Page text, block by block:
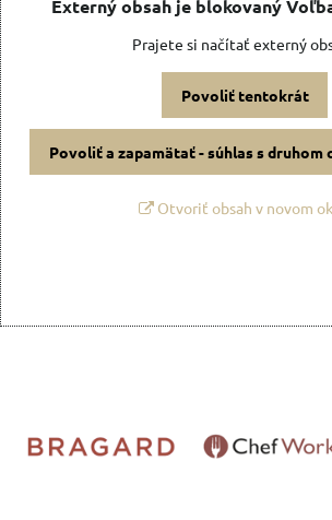
Externý obsah je blokovaný
Prajete si načítať externý
Povoliť tentokrát
Povoliť a zapamätať - súhlas s druhom
Otvoriť obsah v novom